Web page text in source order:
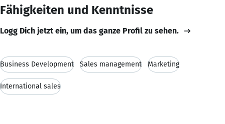
Fähigkeiten und Kenntnisse
Logg Dich jetzt ein, um das ganze Profil zu sehen.
Business Development Sales management Marketing
International sales